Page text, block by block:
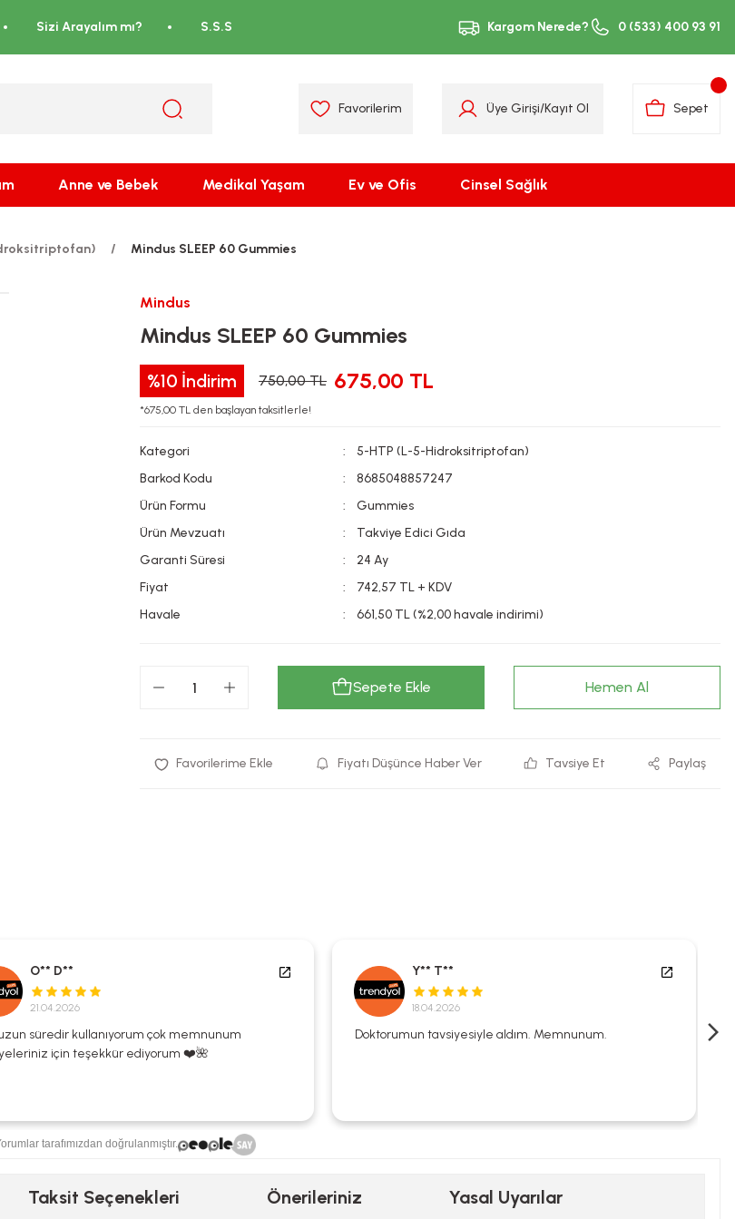
Sizi Arayalım mı? S.S.S Kargom Nerede? 0 (533) 400 93 91
Favorilerim Üye Girişi/Kayıt Ol Sepet
Anne ve Bebek Medikal Yaşam Ev ve Ofis Cinsel Sağlık
Mindus SLEEP 60 Gummies
Mindus
Mindus SLEEP 60 Gummies
%10 İndirim 750,00 TL 675,00 TL
*675,00 TL den başlayan taksitlerle!
Kategori
5-HTP (L-5-Hidroksitriptofan)
Barkod Kodu
8685048857247
Ürün Formu
Gummies
Ürün Mevzuatı
Takviye Edici Gıda
Garanti Süresi
24 Ay
Fiyat
742,57 TL + KDV
Havale
661,50 TL (%2,00 havale indirimi)
Sepete Ekle Hemen Al
Fiyatı Düşünce Haber Ver Tavsiye Et Paylaş
O** D**
21.04.2026
süredir kullanıyorum çok memnunum
için teşekkür ediyorum ❤️🌺
Y** T**
18.04.2026
Doktorumun tavsiyesiyle aldım. Memnunum.
tarafımızdan doğrulanmıştır.
Taksit Seçenekleri Önerileriniz Yasal Uyarılar